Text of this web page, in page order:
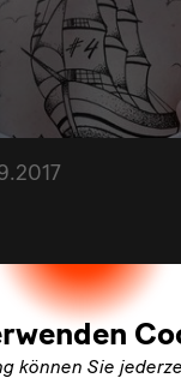
Tattoo und
können Sie